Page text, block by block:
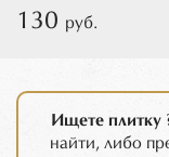
130 руб.
Ищете плитку
найти, либо